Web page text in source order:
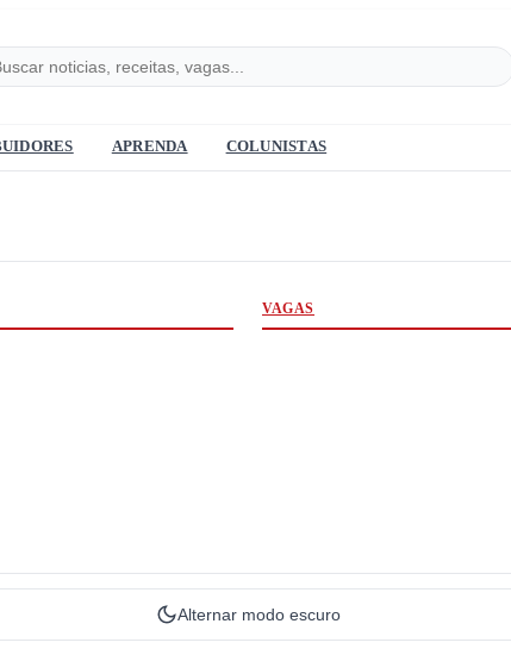
APRENDA COLUNISTAS
VAGAS
Alternar modo escuro